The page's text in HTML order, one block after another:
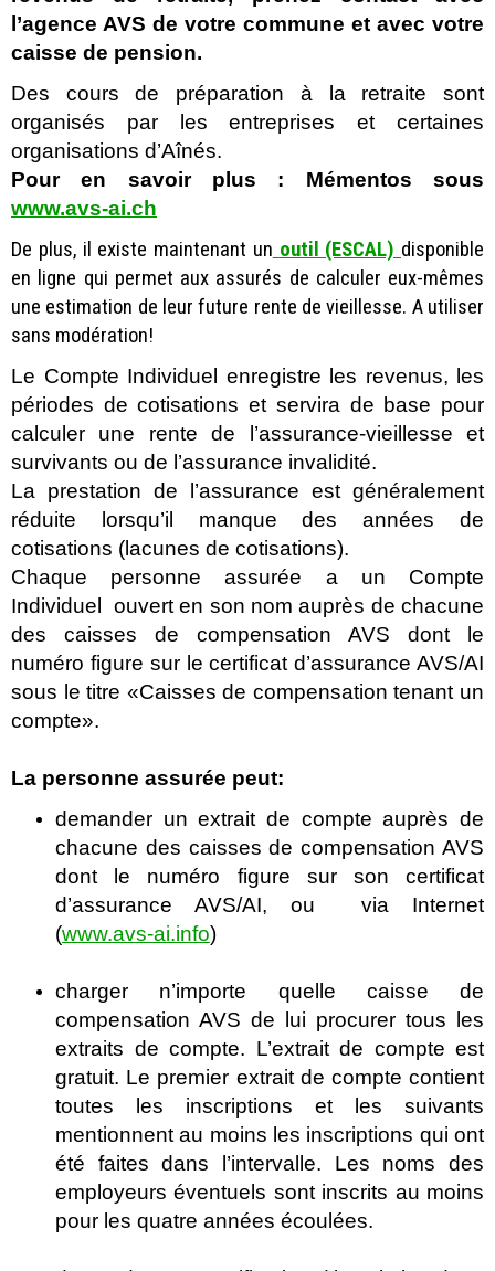
l’agence AVS de votre commune et avec votre
caisse de pension.
Des cours de préparation à la retraite sont
organisés par les entreprises et certaines
organisations d’Aînés.
Pour en savoir plus : Mémentos sous
www.avs-ai.ch
De plus, il existe maintenant un outil (ESCAL) disponible
en ligne qui permet aux assurés de calculer eux-mêmes
une estimation de leur future rente de vieillesse. A utiliser
sans modération!
Le Compte Individuel enregistre les revenus, les
périodes de cotisations et servira de base pour
calculer une rente de l’assurance-vieillesse et
survivants ou de l’assurance invalidité.
La prestation de l’assurance est généralement
réduite lorsqu’il manque des années de
cotisations (lacunes de cotisations).
Chaque personne assurée a un Compte
Individuel ouvert en son nom auprès de chacune
des caisses de compensation AVS dont le
numéro figure sur le certificat d’assurance AVS/AI
sous le titre «Caisses de compensation tenant un
compte».
La personne assurée peut:
demander un extrait de compte auprès de
chacune des caisses de compensation AVS
dont le numéro figure sur son certificat
d’assurance AVS/AI, ou via Internet
(www.avs-ai.info)
charger n’importe quelle caisse de
compensation AVS de lui procurer tous les
extraits de compte. L’extrait de compte est
gratuit. Le premier extrait de compte contient
toutes les inscriptions et les suivants
mentionnent au moins les inscriptions qui ont
été faites dans l’intervalle. Les noms des
employeurs éventuels sont inscrits au moins
pour les quatre années écoulées.